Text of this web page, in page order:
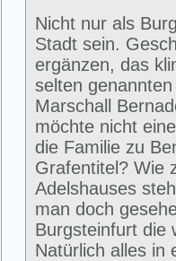
Nicht nur als
Stadt sein.
ergänzen, das
selten
Marschall
möchte nicht
die Familie zu
Grafentitel? Wie
Adelshauses
man doch
Burgsteinfurt die
Natürlich alles in